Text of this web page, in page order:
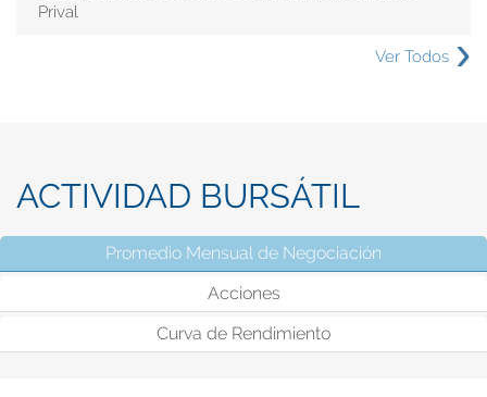
Prival
Ver Todos
ACTIVIDAD BURSÁTIL
Promedio Mensual de Negociación
Acciones
Curva de Rendimiento